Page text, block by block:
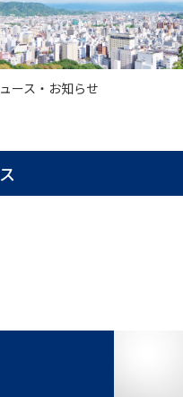
ース・お知らせ